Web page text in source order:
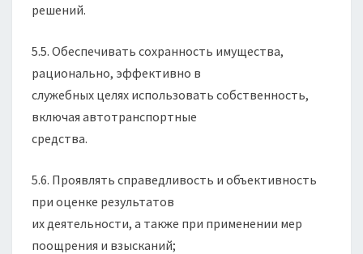
решений.
5.5. Обеспечивать сохранность имущества,
рационально, эффективно в
служебных целях использовать собственность,
включая автотранспортные
средства.
5.6. Проявлять справедливость и объективность
при оценке результатов
их деятельности, а также при применении мер
поощрения и взысканий;